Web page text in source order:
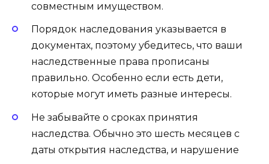
совместным имуществом.
Порядок наследования указывается в
документах, поэтому убедитесь, что ваши
наследственные права прописаны
правильно. Особенно если есть дети,
которые могут иметь разные интересы.
Не забывайте о сроках принятия
наследства. Обычно это шесть месяцев с
даты открытия наследства, и нарушение